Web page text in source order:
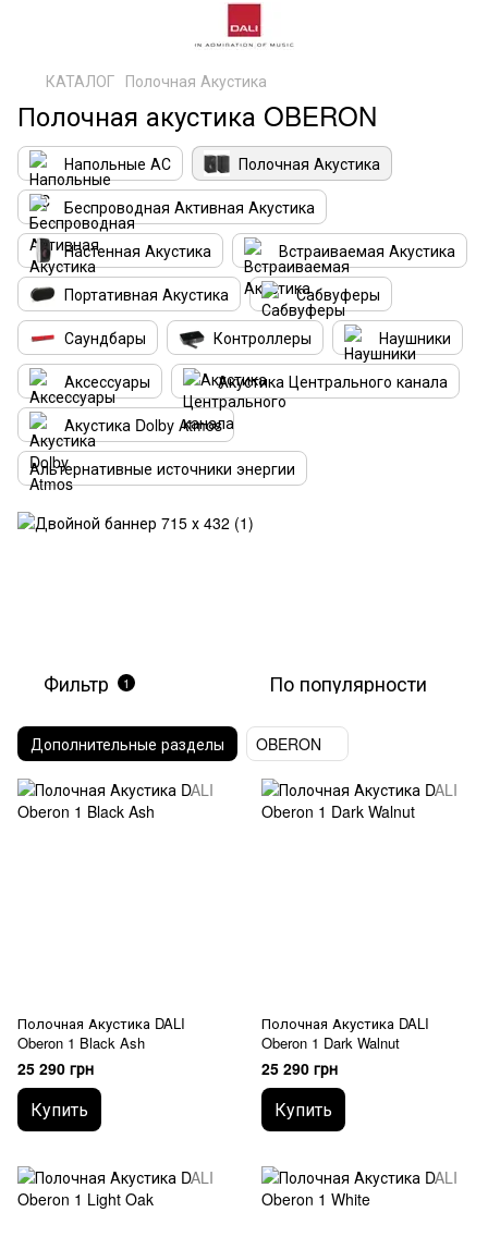
КАТАЛОГ Полочная Акустика
Полочная акустика OBERON
Напольные АС
Полочная Акустика
Беспроводная Активная Акустика
Настенная Акустика
Встраиваемая Акустика
Портативная Акустика
Сабвуферы
Саундбары
Контроллеры
Наушники
Аксессуары
Акустика Центрального канала
Акустика Dolby Atmos
Альтернативные источники энергии
Фильтр 1 По популярности
Дополнительные разделы OBERON
Полочная Акустика DALI
Oberon 1 Black Ash
25 290 грн
Купить
Полочная Акустика DALI
Oberon 1 Dark Walnut
25 290 грн
Купить